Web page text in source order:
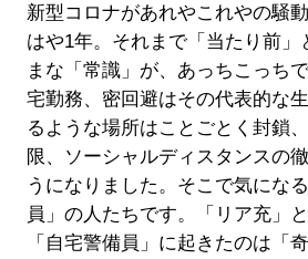
新型コロナがあれやこれやの騒
はや1年。それまで「当たり前
まな「常識」が、あっちこっち
宅勤務、密回避はその代表的な
るような場所はことごとく封鎖
限、ソーシャルディスタンスの
うになりました。そこで気にな
員」の人たちです。「リア充」
「自宅警備員」に起きたのは「